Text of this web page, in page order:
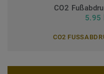
CO2
5.95
CO2